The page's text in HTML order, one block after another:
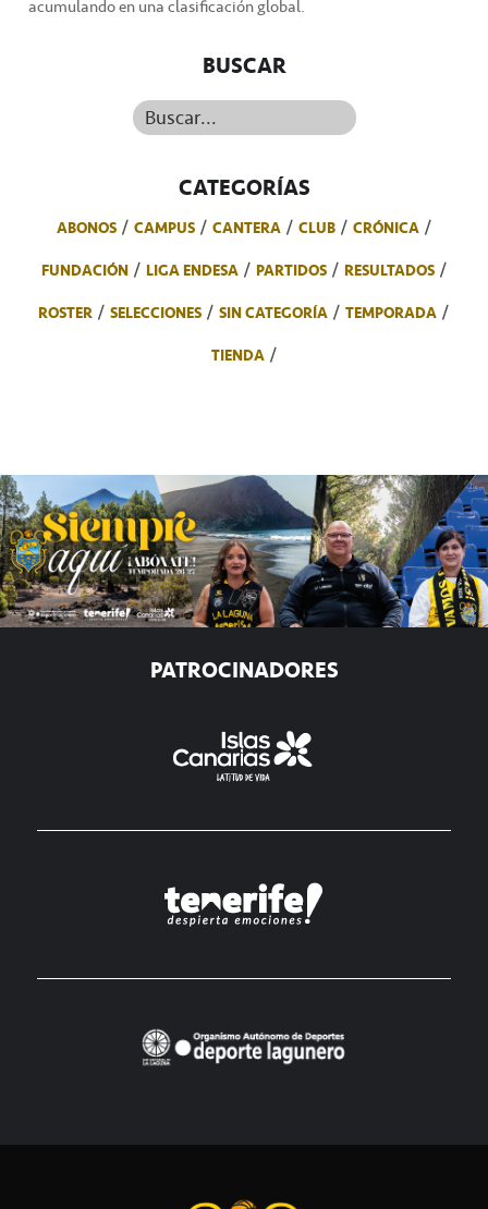
acumulando en una clasificación global.
BUSCAR
Buscar...
CATEGORÍAS
ABONOS CAMPUS CANTERA CLUB
CRÓNICA
FUNDACIÓN
LIGA ENDESA PARTIDOS
RESULTADOS
ROSTER
SELECCIONES SIN CATEGORÍA
TEMPORADA
TIENDA
PATROCINADORES